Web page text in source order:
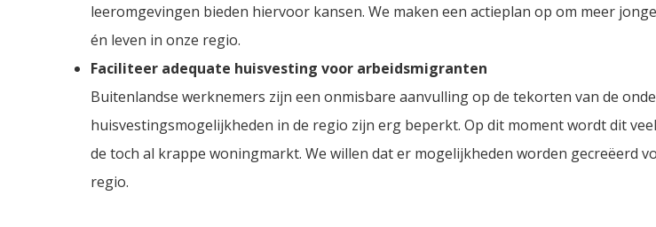
leeromgevingen bieden hiervoor kansen. We maken een actieplan op om meer
én leven in onze regio.
Faciliteer adequate huisvesting voor arbeidsmigranten
Buitenlandse werknemers zijn een onmisbare aanvulling op de tekorten van de
huisvestingsmogelijkheden in de regio zijn erg beperkt. Op dit moment wordt dit
de toch al krappe woningmarkt. We willen dat er mogelijkheden worden gecreëerd
regio.